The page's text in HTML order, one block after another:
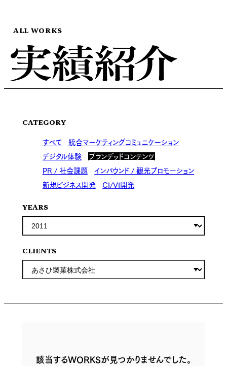
ALL WORKS
CATEGORY
すべて 統合マーケティングコミュニケーション
デジタル体験
ブランデッドコンテンツ
PR / 社会課題 インバウンド / 観光プロモーション
新規ビジネス開発 CI/VI開発
YEARS
CLIENTS
該当するWORKSが見つかりませんでした。